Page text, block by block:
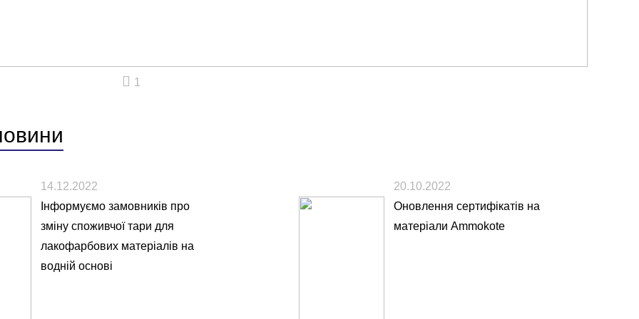
1
14.12.2022
Інформуємо замовників про
зміну споживчої тари для
лакофарбових матеріалів на
водній основі
20.10.2022
Оновлення сертифікатів на
матеріали Ammokote